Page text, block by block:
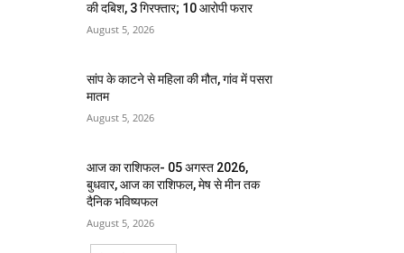
की दबिश, 3 गिरफ्तार; 10 आरोपी फरार
August 5, 2026
सांप के काटने से महिला की मौत, गांव में पसरा
मातम
August 5, 2026
आज का राशिफल- 05 अगस्त 2026,
बुधवार, आज का राशिफल, मेष से मीन तक
दैनिक भविष्यफल
August 5, 2026